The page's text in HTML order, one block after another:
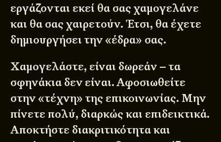
εργάζονται εκεί θα σας χαμογελάνε
και θα σας χαιρετούν. Έτσι, θα έχετε
δημιουργήσει την «έδρα» σας.
Χαμογελάστε, είναι δωρεάν – τα
σφηνάκια δεν είναι. Αφοσιωθείτε
στην «τέχνη» της επικοινωνίας. Μην
πίνετε πολύ, διαρκώς και επιδεικτικά.
Αποκτήστε διακριτικότητα και